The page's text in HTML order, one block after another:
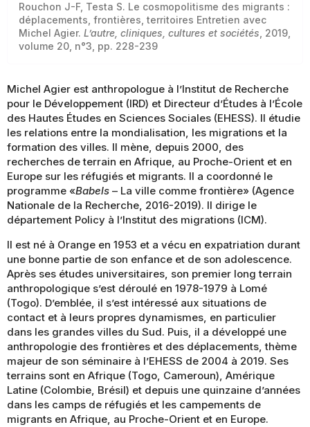
Rouchon J-F, Testa S. Le cosmopolitisme des migrants :
déplacements, frontières, territoires Entretien avec
Michel Agier. L’autre, cliniques, cultures et sociétés , 2019,
volume 20, n°3, pp. 228-239
Michel Agier est anthropologue à l’Institut de Recherche
pour le Développement (IRD) et Directeur d’Études à l’École
des Hautes Études en Sciences Sociales (EHESS). Il étudie
les relations entre la mondialisation, les migrations et la
formation des villes. Il mène, depuis 2000, des
recherches de terrain en Afrique, au Proche-Orient et en
Europe sur les réfugiés et migrants. Il a coordonné le
programme «Babels – La ville comme frontière» (Agence
Nationale de la Recherche, 2016-2019). Il dirige le
département Policy à l’Institut des migrations (ICM).
Il est né à Orange en 1953 et a vécu en expatriation durant
une bonne partie de son enfance et de son adolescence.
Après ses études universitaires, son premier long terrain
anthropologique s’est déroulé en 1978-1979 à Lomé
(Togo). D’emblée, il s’est intéressé aux situations de
contact et à leurs propres dynamismes, en particulier
dans les grandes villes du Sud. Puis, il a développé une
anthropologie des frontières et des déplacements, thème
majeur de son séminaire à l’EHESS de 2004 à 2019. Ses
terrains sont en Afrique (Togo, Cameroun), Amérique
Latine (Colombie, Brésil) et depuis une quinzaine d’années
dans les camps de réfugiés et les campements de
migrants en Afrique, au Proche-Orient et en Europe.